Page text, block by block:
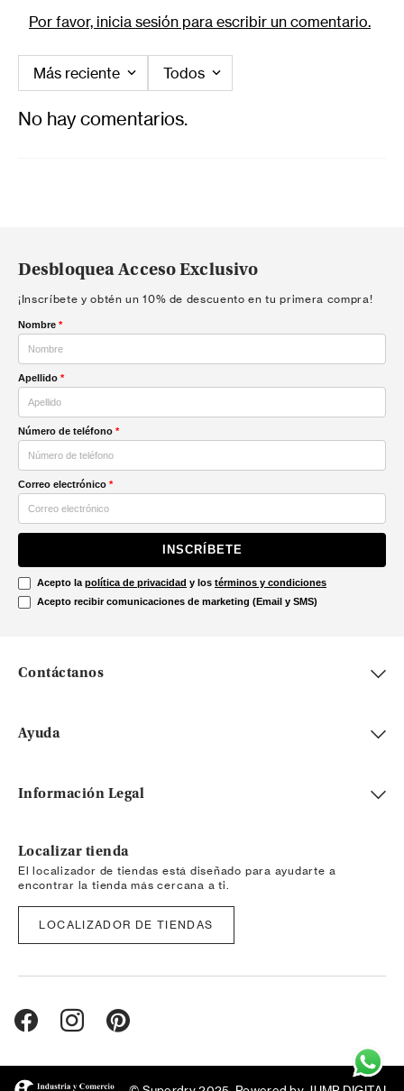
Por favor, inicia sesión para escribir un comentario.
Más reciente Todos
No hay comentarios.
Desbloquea Acceso Exclusivo
¡Inscríbete y obtén un 10% de descuento en tu primera compra!
Nombre *
Apellido *
Número de teléfono *
Correo electrónico *
INSCRÍBETE
Acepto la política de privacidad y los términos y condiciones
Acepto recibir comunicaciones de marketing (Email y SMS)
Contáctanos
Ayuda
Información Legal
Localizar tienda
El localizador de tiendas está diseñado para ayudarte a
encontrar la tienda más cercana a ti.
LOCALIZADOR DE TIENDAS